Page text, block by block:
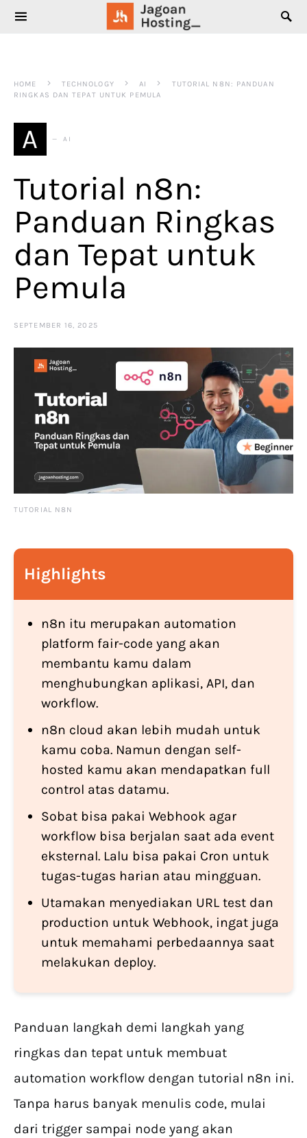
SEARCH FOR:
HOME TECHNOLOGY AI
TUTORIAL N8N: PANDUAN
RINGKAS DAN TEPAT UNTUK PEMULA
A AI
Tutorial n8n:
Panduan Ringkas
dan Tepat untuk
Pemula
SEPTEMBER 16, 2025
TUTORIAL N8N
Highlights
n8n itu merupakan automation
platform fair-code yang akan
membantu kamu dalam
menghubungkan aplikasi, API, dan
workflow.
n8n cloud akan lebih mudah untuk
kamu coba. Namun dengan self-
hosted kamu akan mendapatkan full
control atas datamu.
Sobat bisa pakai Webhook agar
workflow bisa berjalan saat ada event
eksternal. Lalu bisa pakai Cron untuk
tugas-tugas harian atau mingguan.
Utamakan menyediakan URL test dan
production untuk Webhook, ingat juga
untuk memahami perbedaannya saat
melakukan deploy.
Panduan langkah demi langkah yang
ringkas dan tepat untuk membuat
automation workflow dengan tutorial n8n ini.
Tanpa harus banyak menulis code, mulai
dari trigger sampai node yang akan